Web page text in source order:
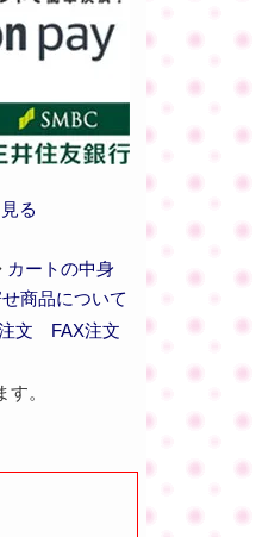
る
カートの中身
商品について
文 FAX注文
。